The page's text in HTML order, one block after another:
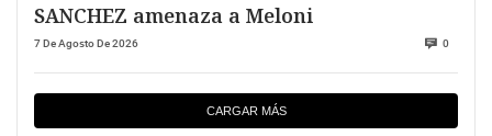
SANCHEZ amenaza a Meloni
7 De Agosto De 2026 0
CARGAR MÁS